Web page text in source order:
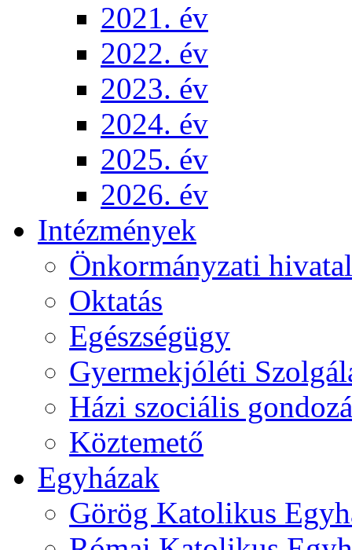
2021. év
2022. év
2023. év
2024. év
2025. év
2026. év
Intézmények
Önkormányzati hivatal
Oktatás
Egészségügy
Gyermekjóléti
Házi szociális
Köztemető
Egyházak
Görög Katolikus